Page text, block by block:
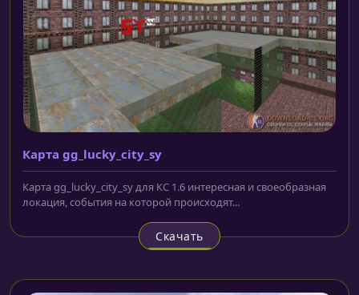
Карта gg_lucky_city_sy
Карта gg_lucky_city_sy для КС 1.6 интересная и своеобразная
локация, события на которой происходят...
Скачать